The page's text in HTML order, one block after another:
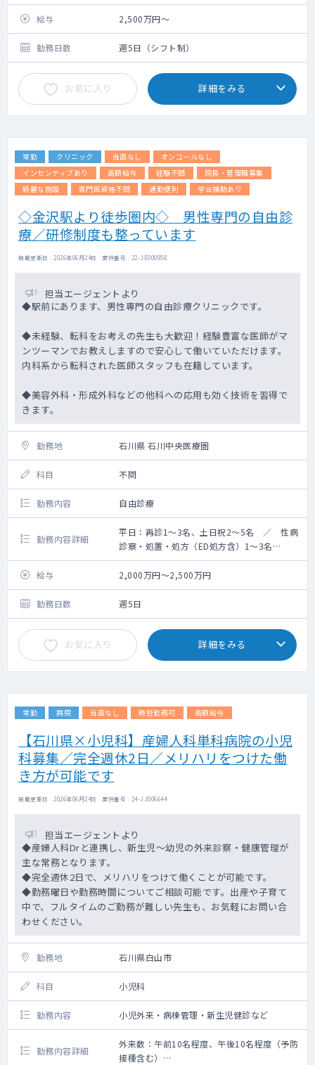
骨を削るような大掛かりなオペまでは実施し
ていません。
現状では下肢静脈瘤治療はほとんど行ってお
りません。
給与 2,500万円～
勤務日数 週5日（シフト制）
お気に入り 詳細をみる
常勤 クリニック 当直なし
オンコールなし
インセンティブあり
高額給与 経験不問
院長・管理職募集
綺麗な施設
専門医資格不問 通勤便利 学会補助あり
◇金沢駅より徒歩圏内◇ 男性専門の自由診
療／研修制度も整っています
掲載更新日 : 2026年06月24日 案件番号 : 22-JE000958
担当エージェントより
◆駅前にあります、男性専門の自由診療クリニックです。
◆未経験、転科をお考えの先生も大歓迎！経験豊富な医師がマ
ンツーマンでお教えしますので安心して働いていただけます。
内科系から転科された医師スタッフも在籍しています。
◆美容外科・形成外科などの他科への応用も効く技術を習得で
きます。
勤務地 石川県 石川中央医療圏
科目 不問
勤務内容 自由診療
勤務内容詳細
平日：再診1～3名、土日祝2～5名 ／ 性病
診察・処置・処方（ED処方含）1～3名
手術：平日1～3件 土日祝2～5件
給与
2,000万円～2,500万円
勤務日数 週5日
お気に入り 詳細をみる
常勤 病院 当直なし 時短勤務可 高額給与
【石川県×小児科】産婦人科単科病院の小児
科募集／完全週休2日／メリハリをつけた働
き方が可能です
掲載更新日 : 2026年06月24日 案件番号 : 24-JJ006644
担当エージェントより
◆産婦人科Drと連携し、新生児～幼児の外来診察・健康管理が
主な常務となります。
◆完全週休2日で、メリハリをつけて働くことが可能です。
◆勤務曜日や勤務時間についてご相談可能です。出産や子育て
中で、フルタイムのご勤務が難しい先生も、お気軽にお問い合
わせください。
勤務地 石川県白山市
科目 小児科
勤務内容 小児外来・病棟管理・新生児健診など
勤務内容詳細
外来数：午前10名程度、午後10名程度（予防
接種含む）